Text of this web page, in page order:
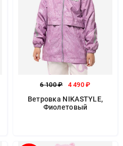
6 100 ₽ 4 490 ₽
Ветровка NIKASTYLE,
Фиолетовый